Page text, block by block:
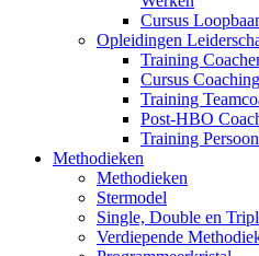
Cursus
Opleidingen
Training
Cursus
Training
Post-HBO
Training
Methodieken
Methodieken
Stermodel
Single, Double en
Verdiepende